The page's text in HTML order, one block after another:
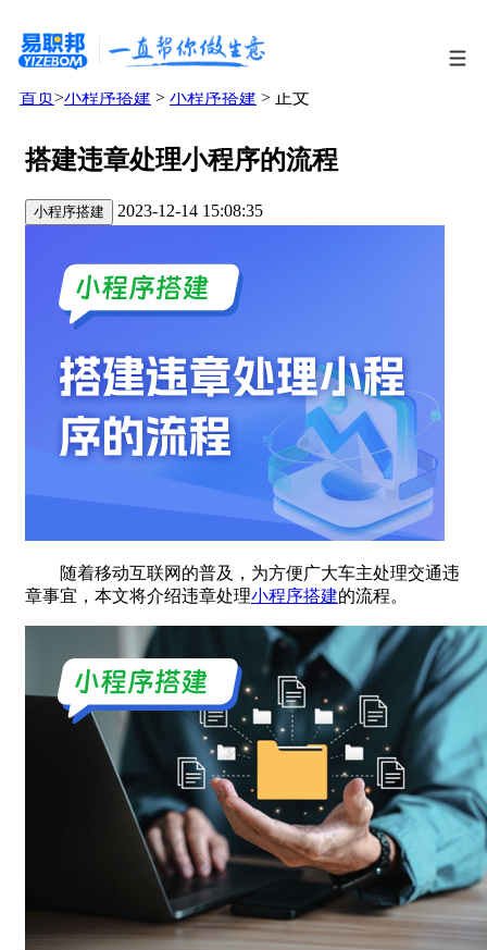
首页>小程序搭建 > 小程序搭建 > 正文
搭建违章处理小程序的流程
小程序搭建 2023-12-14 15:08:35
随着移动互联网的普及，为方便广大车主处理交通违
章事宜，本文将介绍违章处理小程序搭建的流程。